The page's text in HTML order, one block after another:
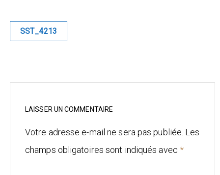
Fashion
Industrielle
Mariage
Architecture
Navigation
SST_4213
LAISSER UN COMMENTAIRE
Votre adresse e-mail ne sera pas publiée. Les
champs obligatoires sont indiqués avec *